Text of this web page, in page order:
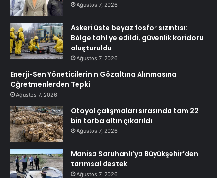
Ağustos 7, 2026
Askeri üste beyaz fosfor sızıntısı:
Bölge tahliye edildi, güvenlik koridoru
oluşturuldu
Ağustos 7, 2026
Enerji-Sen Yöneticilerinin Gözaltına Alınmasına
Öğretmenlerden Tepki
Ağustos 7, 2026
Otoyol çalışmaları sırasında tam 22
bin torba altın çıkarıldı
Ağustos 7, 2026
Manisa Saruhanlı’ya Büyükşehir’den
tarımsal destek
Ağustos 7, 2026